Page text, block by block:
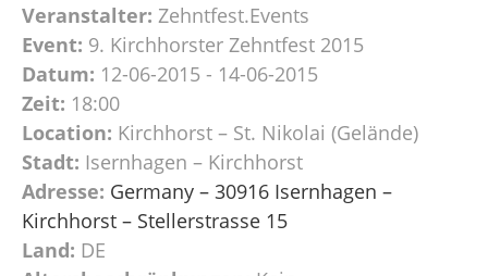
Veranstalter: Zehntfest.Events
Event: 9. Kirchhorster Zehntfest 2015
Datum: 12-06-2015 - 14-06-2015
Zeit: 18:00
Location: Kirchhorst – St. Nikolai (Gelände)
Stadt: Isernhagen – Kirchhorst
Adresse: Germany – 30916 Isernhagen –
Kirchhorst – Stellerstrasse 15
Land: DE